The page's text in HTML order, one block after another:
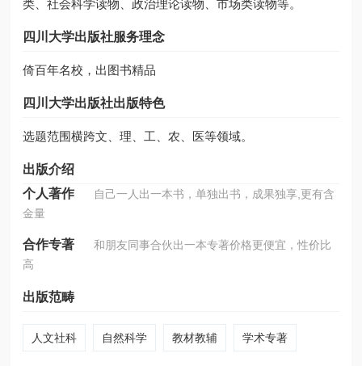
类、社会科学读物、政治理论读物、市场类读物等。
四川大学出版社服务理念
倚百年名校，出图书精品
四川大学出版社出版特色
选题范围横跨文、理、工、农、医等领域。
出版介绍
个人著作
自己一人出一本书，单独出书，成果独享,更有含
金量
合作专著
和朋友同事合伙出一本专著价格更便宜，性价比
高
出版范畴
人文社科 自然科学 教材教辅 学术专著